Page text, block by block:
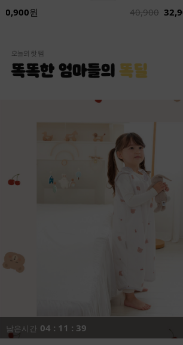
40,900원 40,900
남은시간 04 : 11 : 37